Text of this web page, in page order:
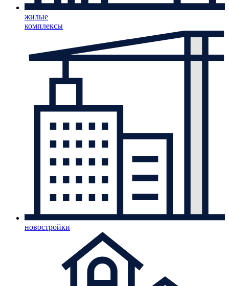
жилые
комплексы
новостройки